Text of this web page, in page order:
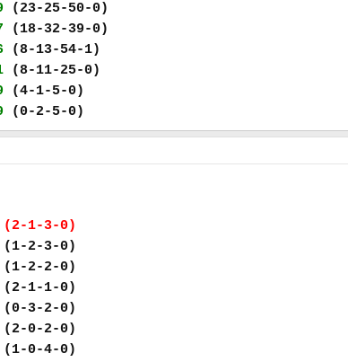
(23-25-50-0)
(18-32-39-0)
(8-13-54-1)
(8-11-25-0)
(4-1-5-0)
(0-2-5-0)
1-3-0)
2-3-0)
2-2-0)
1-1-0)
3-2-0)
0-2-0)
0-4-0)